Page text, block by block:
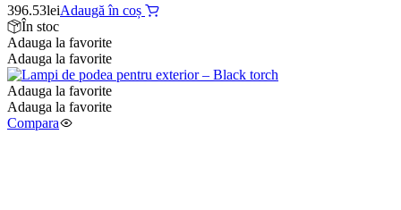
396.53leiAdaugă în coș
În stoc
Adauga la favorite
Adauga la favorite
Adauga la favorite
Adauga la favorite
Compara